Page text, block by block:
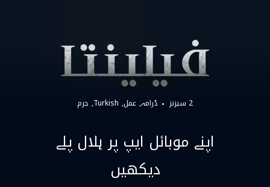
2 سیزنز ڈرامہ عمل Turkish جرم
اپنے موبائل ایپ پر ہلال پلے
دیکھیں